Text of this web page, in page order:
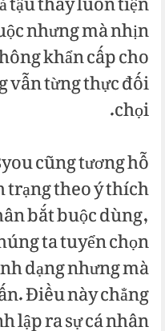
nhưng mà nhịn
khẩn cấp cho
từng thực đối
chọi.
cũng tương hỗ
theo ý thích
bắt buộc dùng,
ta tuyển chọn
dạng nhưng mà
Điều này chẳng